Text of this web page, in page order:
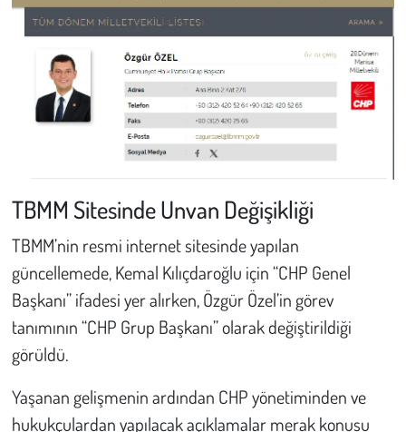
TBMM Sitesinde Unvan Değişikliği
TBMM’nin resmi internet sitesinde yapılan
güncellemede, Kemal Kılıçdaroğlu için “CHP Genel
Başkanı” ifadesi yer alırken, Özgür Özel’in görev
tanımının “CHP Grup Başkanı” olarak değiştirildiği
görüldü.
Yaşanan gelişmenin ardından CHP yönetiminden ve
hukukçulardan yapılacak açıklamalar merak konusu